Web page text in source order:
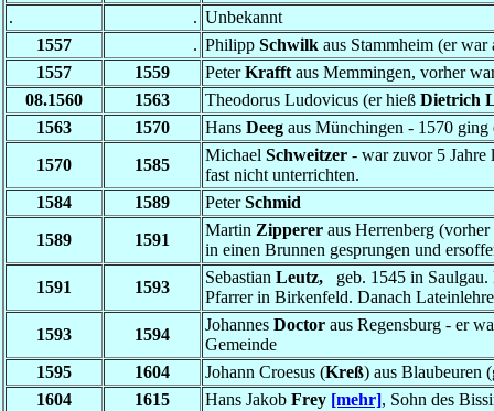
.
. Unbekannt
1557
. Philipp Schwilk aus Stammheim (er
1557
1559 PeterKrafft aus Memmingen, vorher
08.1560
1563 Theodorus Ludovicus (er hieß Dietrich
1563
1570 Hans Deeg aus Münchingen - 1570 ging
1570
1585
Michael Schweitzer - war zuvor 5 Jahre
fast nicht unterrichten.
1584
1589 PeterSchmid
1589
1591
Martin Zipperer aus Herrenberg
in einen Brunnen gesprungen und
1591
1593
Sebastian Leutz, geb. 1545 in
Pfarrer in Birkenfeld. Danach
1593
1594
Johannes Doctor aus Regensburg - er
Gemeinde
1595
1604 Johann Croesus (Kreß) aus Blaubeuren
1604
1615 Hans Jakob Frey [mehr], Sohn des